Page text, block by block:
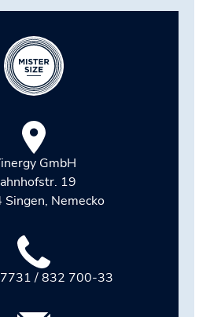
GmbH
19
Nemecko
/ 832 700-33